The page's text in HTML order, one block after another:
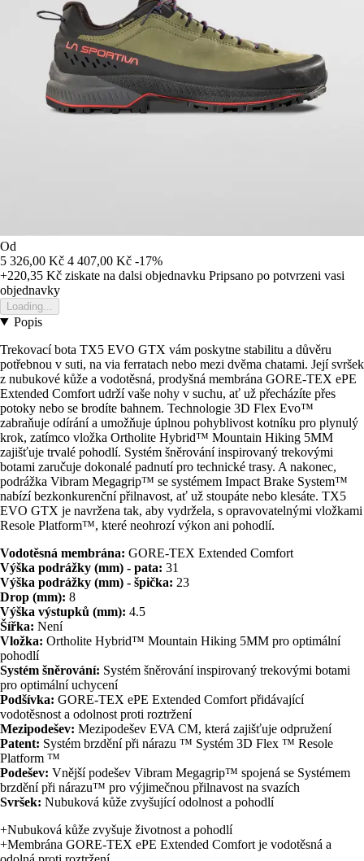
Od
5 326,00 Kč 4 407,00 Kč -17%
+220,35 Kč ziskate na dalsi objednavku Pripsano po potvrzeni vasi
objednavky
Loading...
Popis
Trekovací bota TX5 EVO GTX vám poskytne stabilitu a důvěru
potřebnou v suti, na via ferratach nebo mezi dvěma chatami. Její svršek
z nubukové kůže a vodotěsná, prodyšná membrána GORE-TEX ePE
Extended Comfort udrží vaše nohy v suchu, ať už přecházíte přes
potoky nebo se brodíte bahnem. Technologie 3D Flex Evo™
zabraňuje odírání a umožňuje úplnou pohyblivost kotníku pro plynulý
krok, zatímco vložka Ortholite Hybrid™ Mountain Hiking 5MM
zajišťuje trvalé pohodlí. Systém šněrování inspirovaný trekovými
botami zaručuje dokonalé padnutí pro technické trasy. A nakonec,
podrážka Vibram Megagrip™ se systémem Impact Brake System™
nabízí bezkonkurenční přilnavost, ať už stoupáte nebo klesáte. TX5
EVO GTX je navržena tak, aby vydržela, s opravovatelnými vložkami
Resole Platform™, které neohrozí výkon ani pohodlí.
Vodotěsná membrána: GORE-TEX Extended Comfort
Výška podrážky (mm) - pata: 31
Výška podrážky (mm) - špička: 23
Drop (mm): 8
Výška výstupků (mm): 4.5
Šířka: Není
Vložka: Ortholite Hybrid™ Mountain Hiking 5MM pro optimální
pohodlí
Systém šněrování: Systém šněrování inspirovaný trekovými botami
pro optimální uchycení
Podšívka: GORE-TEX ePE Extended Comfort přidávající
vodotěsnost a odolnost proti roztržení
Mezipodešev: Mezipodešev EVA CM, která zajišťuje odpružení
Patent: Systém brzdění při nárazu ™ Systém 3D Flex ™ Resole
Platform ™
Podešev: Vnější podešev Vibram Megagrip™ spojená se Systémem
brzdění při nárazu™ pro výjimečnou přilnavost na svazích
Svršek: Nubuková kůže zvyšující odolnost a pohodlí
+Nubuková kůže zvyšuje životnost a pohodlí
+Membrána GORE-TEX ePE Extended Comfort je vodotěsná a